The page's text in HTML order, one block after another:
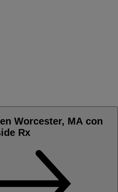
Worcester, MA con
Rx